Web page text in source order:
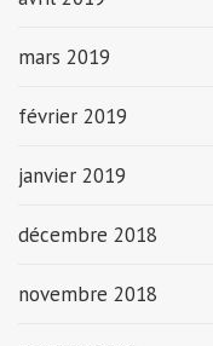
mars 2019
février 2019
janvier 2019
décembre 2018
novembre 2018